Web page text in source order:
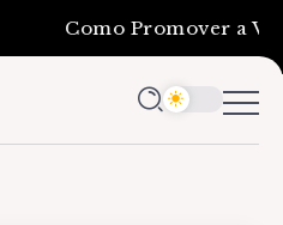
Como Promover a